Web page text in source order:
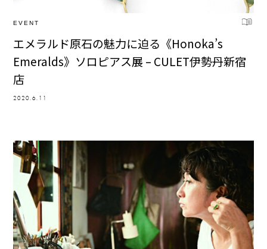
EVENT
エメラルド原石の魅力に迫る《Honoka’s
Emeralds》ソロピアス展 – CULET伊勢丹新宿
店
2020.6.11